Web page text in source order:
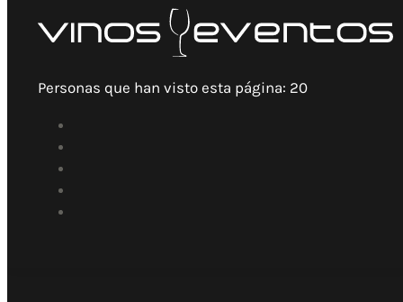
Personas que han visto esta página: 20